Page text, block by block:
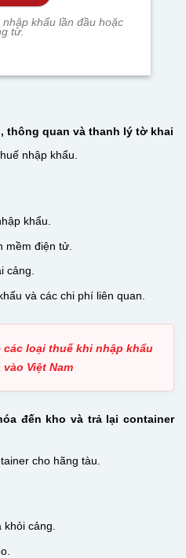
khẩu lần đầu hoặc
từ.
thông quan và thanh lý tờ khai
nhập khẩu.
khẩu.
mềm điện tử.
cảng.
và các chi phí liên quan.
các loại thuế khi nhập khẩu
Việt Nam
đến kho và trả lại container
cho hãng tàu.
khỏi cảng.